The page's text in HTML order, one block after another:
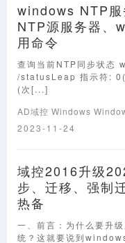
windows NTP服
NTP源服务器、
用命令
查询当前NTP同步状态
/statusLeap 指示符:
(次[...]
AD域控 Windows
2023-11-24
域控2016升级
步、迁移、强制
热备
一、前言：为什么要升
统？这就要说到